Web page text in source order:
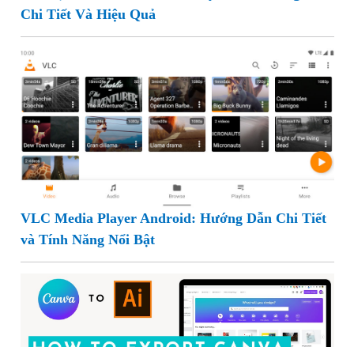
Chi Tiết Và Hiệu Quả
VLC Media Player Android: Hướng Dẫn Chi Tiết
và Tính Năng Nổi Bật